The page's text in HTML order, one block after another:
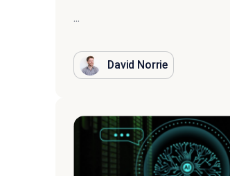
...
David Norrie